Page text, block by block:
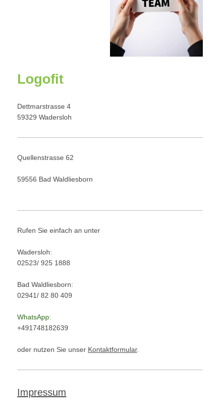
Logofit
Dettmarstrasse 4
59329 Wadersloh
Quellenstrasse 62
59556 Bad Waldliesborn
Rufen Sie einfach an unter
Wadersloh:
02523/ 925 1888
Bad Waldliesborn:
02941/ 82 80 409
WhatsApp:
+491748182639
oder nutzen Sie unser Kontaktformular.
Impressum